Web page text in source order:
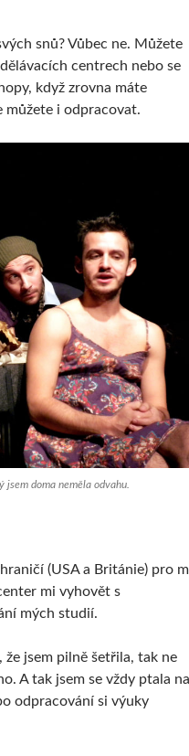
snů? Vůbec ne. Můžete
centrech nebo se
když zrovna máte
můžete i odpracovat.
doma neměla odvahu.
(USA a Británie) pro
mi vyhovět s
mých studií.
že jsem pilně šetřila, tak ne
A tak jsem se vždy ptala na
odpracování si výuky